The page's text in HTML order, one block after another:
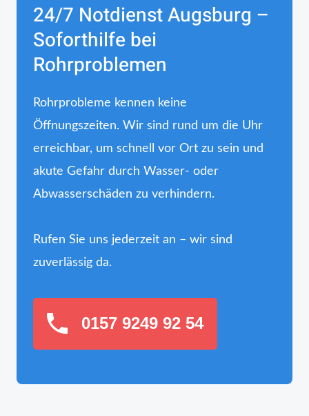
24/7 Notdienst Augsburg –
Soforthilfe bei
Rohrproblemen
Rohrprobleme kennen keine
Öffnungszeiten. Wir sind rund um die Uhr
erreichbar, um schnell vor Ort zu sein und
akute Gefahr durch Wasser- oder
Abwasserschäden zu verhindern.
Rufen Sie uns jederzeit an – wir sind
zuverlässig da.
0157 9249 92 54